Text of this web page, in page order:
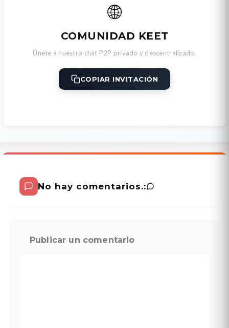
🌐
COMUNIDAD KEET
Únete a nuestro chat P2P privado y descentralizado.
COPIAR INVITACIÓN
No hay comentarios.:
Publicar un comentario